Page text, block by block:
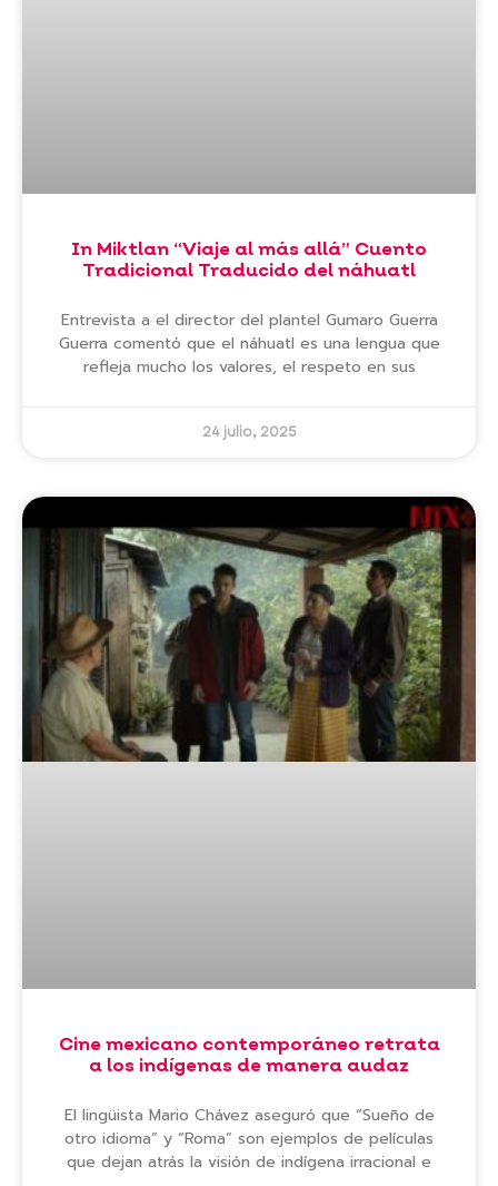
In Miktlan “Viaje al más allá” Cuento
Tradicional Traducido del náhuatl
Entrevista a el director del plantel Gumaro Guerra
Guerra comentó que el náhuatl es una lengua que
refleja mucho los valores, el respeto en sus
24 julio, 2025
Cine mexicano contemporáneo retrata
a los indígenas de manera audaz
El lingüista Mario Chávez aseguró que “Sueño de
otro idioma” y “Roma” son ejemplos de películas
que dejan atrás la visión de indígena irracional e